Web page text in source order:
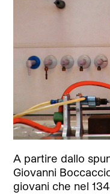
A partire dallo
Giovanni
giovani che nel